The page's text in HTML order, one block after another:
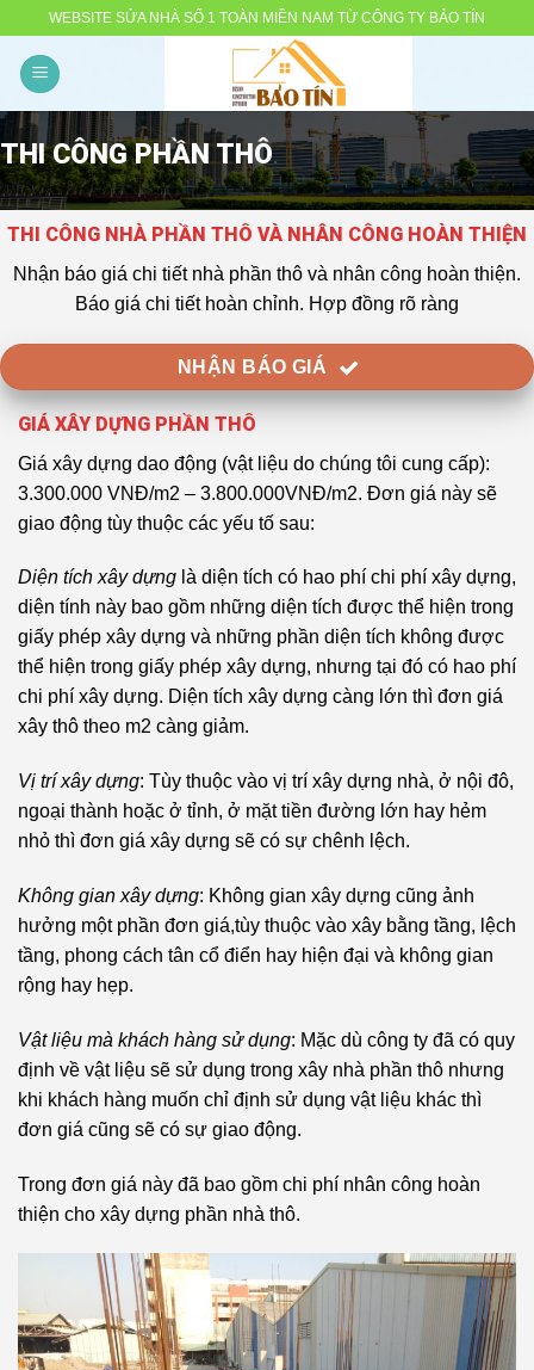
content
WEBSITE SỬA NHÀ SỐ 1 TOÀN MIỀN NAM TỪ CÔNG TY BẢO TÍN
THI CÔNG PHẦN THÔ.
THI CÔNG NHÀ PHẦN THÔ VÀ NHÂN CÔNG HOÀN THIỆN
Nhận báo giá chi tiết nhà phần thô và nhân công hoàn thiện.
Báo giá chi tiết hoàn chỉnh. Hợp đồng rõ ràng
NHẬN BÁO GIÁ
GIÁ XÂY DỰNG PHẦN THÔ
Giá xây dựng dao động (vật liệu do chúng tôi cung cấp):
3.300.000 VNĐ/m2 – 3.800.000VNĐ/m2. Đơn giá này sẽ
giao động tùy thuộc các yếu tố sau:
Diện tích xây dựng là diện tích có hao phí chi phí xây dựng,
diện tính này bao gồm những diện tích được thể hiện trong
giấy phép xây dựng và những phần diện tích không được
thể hiện trong giấy phép xây dựng, nhưng tại đó có hao phí
chi phí xây dựng. Diện tích xây dựng càng lớn thì đơn giá
xây thô theo m2 càng giảm.
Vị trí xây dựng: Tùy thuộc vào vị trí xây dựng nhà, ở nội đô,
ngoại thành hoặc ở tỉnh, ở mặt tiền đường lớn hay hẻm
nhỏ thì đơn giá xây dựng sẽ có sự chênh lệch.
Không gian xây dựng: Không gian xây dựng cũng ảnh
hưởng một phần đơn giá,tùy thuộc vào xây bằng tầng, lệch
tầng, phong cách tân cổ điển hay hiện đại và không gian
rộng hay hẹp.
Vật liệu mà khách hàng sử dụng: Mặc dù công ty đã có quy
định về vật liệu sẽ sử dụng trong xây nhà phần thô nhưng
khi khách hàng muốn chỉ định sử dụng vật liệu khác thì
đơn giá cũng sẽ có sự giao động.
Trong đơn giá này đã bao gồm chi phí nhân công hoàn
thiện cho xây dựng phần nhà thô.